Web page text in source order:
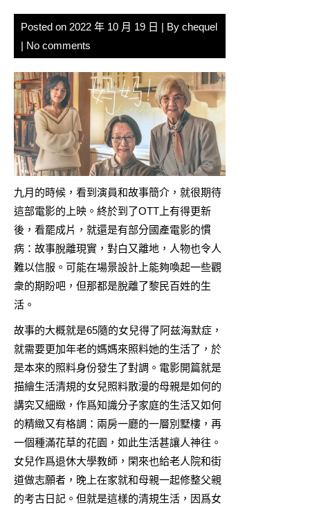
Posted on 2022 年 10 月 19 日 | By chequel
| No comments
九月的時候，看到演員和故事簡介，就很期待
這部電影的上映。終於到了OTT上有得更新
後，看罷成片，就還是有部分國產電影的慣
病：故事脫離現實，對白又離地，人物也令人
難以信服。可能在場景設計上能夠喚起一些觀
衆的期盼吧，但那都是脫離了黎民百姓的生
活。
故事的大概就是65隨的女兒得了阿兹海默症，
就需要更加年老的媽媽來照料她的生活了，於
是本來的照料身份發生了對調。電影開篇就是
描繪生活清規的女兒照料散漫的母親是如何的
講究又細緻，作爲知識分子家庭的生活又如何
的精緻又有格調：兩房一廳的一層別墅樓，再
一個種滿花草的花園，如此生活甚讓人神往。
女兒作爲退休大學教師，閑來也給老人院和街
道做志願者，晚上在家就和母親一起修整父親
的考古日記。但就是這樣的清規生活，因爲女